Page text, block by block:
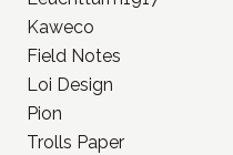
Kasutajatingimused
Müügitingimused
Privaatsuspoliitika
KONTAKT